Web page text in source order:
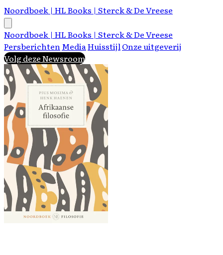
Noordboek | HL Books | Sterck & De Vreese
Noordboek | HL Books | Sterck & De Vreese
PersberichtenMediaHuisstijlOnze uitgeverij
Volg deze Newsroom